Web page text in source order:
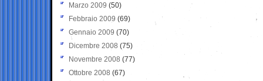
Marzo 2009 (50)
Febbraio 2009 (69)
Gennaio 2009 (70)
Dicembre 2008 (75)
Novembre 2008 (77)
Ottobre 2008 (67)